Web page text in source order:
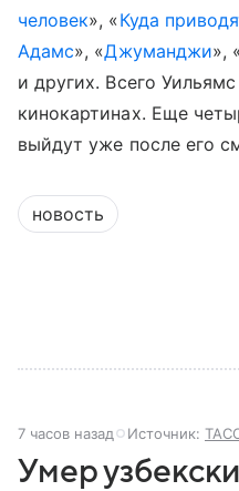
человек», «Куда
Адамс», «Джуманджи»,
и других. Всего
кинокартинах. Еще
выйдут уже после его
новость
7 часов назад Источник:
Умер